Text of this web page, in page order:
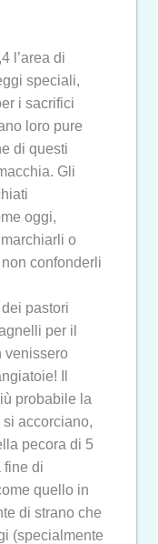
l’area di
speciali,
i sacrifici
loro pure
di questi
Gli
oggi,
o
confonderli
pastori
per il
venissero
Il
probabile la
accorciano,
pecora di 5
fine di
quello in
di strano che
(specialmente